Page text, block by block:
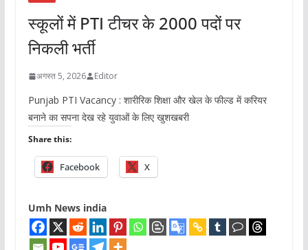
स्कूलों में PTI टीचर के 2000 पदों पर
निकली भर्ती
अगस्त 5, 2026 Editor
Punjab PTI Vacancy : शारीरिक शिक्षा और खेल के फील्ड में करियर
बनाने का सपना देख रहे युवाओं के लिए खुशखबरी
Share this:
Facebook X
Umh News india